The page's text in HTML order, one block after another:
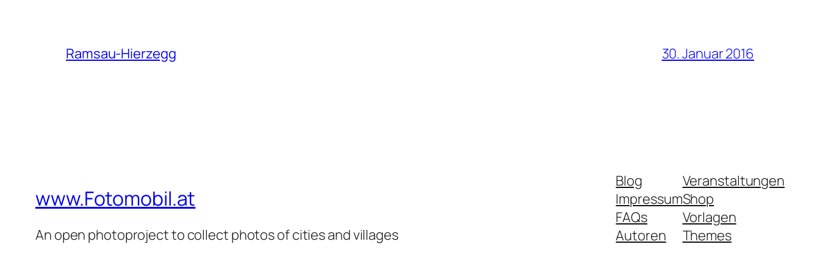
Ramsau-Hierzegg 30. Januar 2016
www.Fotomobil.at
An open photoproject to collect photos of cities and villages
Blog
Impressum
FAQs
Autoren
Veranstaltungen
Shop
Vorlagen
Themes